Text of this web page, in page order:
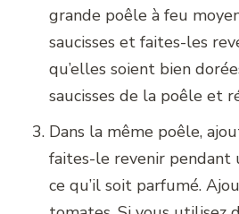
grande poêle à feu
saucisses et faites-les
qu’elles soient bien
saucisses de la poêle et
Dans la même poêle,
faites-le revenir pendant
ce qu’il soit parfumé.